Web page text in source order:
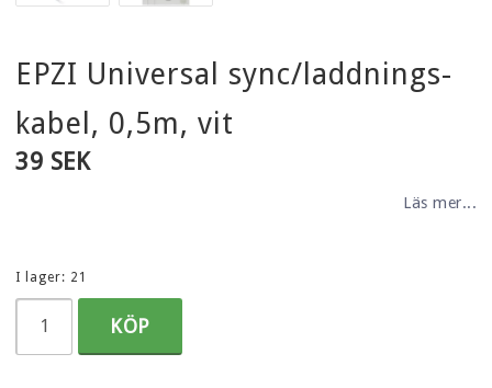
EPZI Universal sync/laddnings-
kabel, 0,5m, vit
39 SEK
Läs mer...
I lager: 21
KÖP